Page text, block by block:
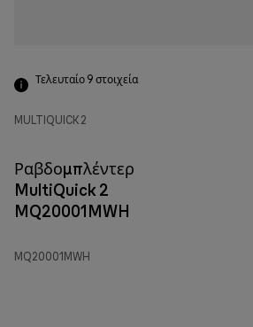
Τελευταίο 9 στοιχεία
MULTIQUICK 2
Ραβδομπλέντερ
MultiQuick 2
MQ20001MWH
MQ20001MWH